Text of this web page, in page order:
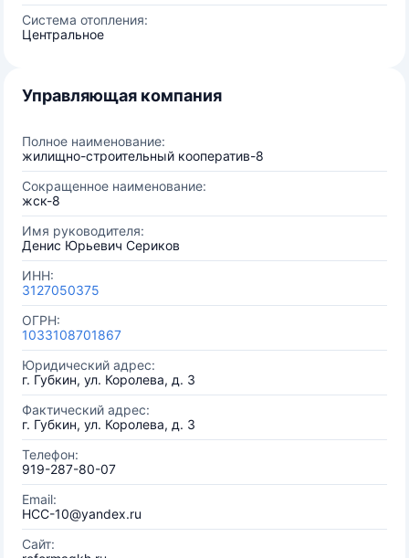
Система отопления:
Центральное
Управляющая компания
Полное наименование:
жилищно-строительный кооператив-8
Сокращенное наименование:
жск-8
Имя руководителя:
Денис Юрьевич Сериков
ИНН:
3127050375
ОГРН:
1033108701867
Юридический адрес:
г. Губкин, ул. Королева, д. 3
Фактический адрес:
г. Губкин, ул. Королева, д. 3
Телефон:
919-287-80-07
Email:
HCC-10@yandex.ru
Сайт: